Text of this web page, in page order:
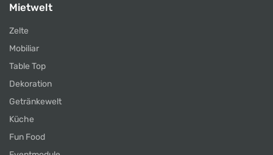
Mietwelt
Zelte
Mobiliar
Table Top
Dekoration
Getränkewelt
Küche
Fun Food